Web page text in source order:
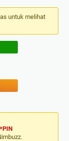
untuk melihat